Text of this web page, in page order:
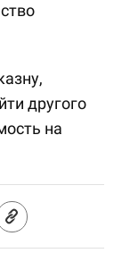
другого
на